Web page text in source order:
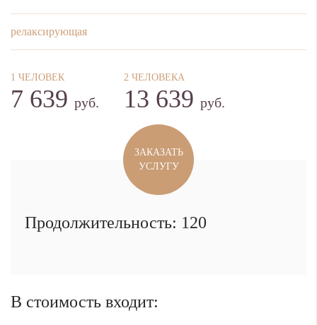
релаксирующая
1 ЧЕЛОВЕК
7 639 руб.
2 ЧЕЛОВЕКА
13 639 руб.
Продолжительность: 120
ЗАКАЗАТЬ
УСЛУГУ
В стоимость входит: